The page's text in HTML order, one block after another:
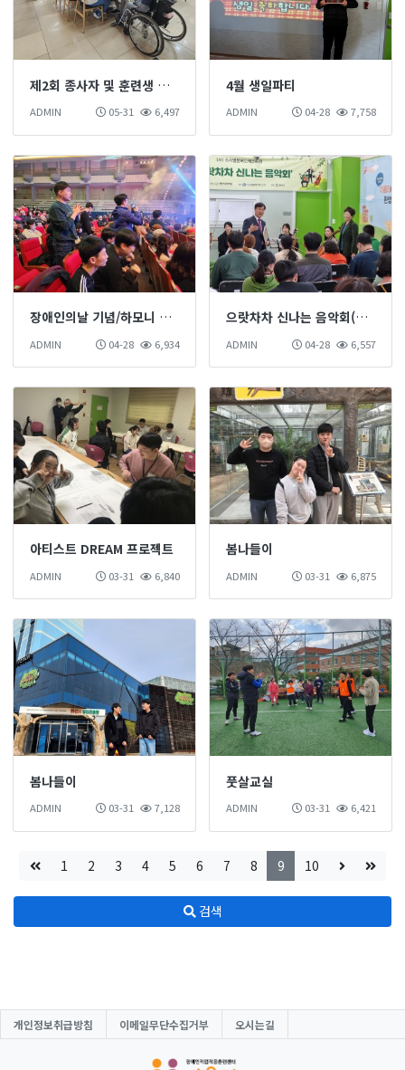
제2회 종사자 및 훈련생 단합대회
ADMIN 05-31 6,497
4월 생일파티
ADMIN 04-28 7,758
장애인의날 기념/하모니 문화 공연
ADMIN 04-28 6,934
으랏차차 신나는 음악회(찾아가는 오케스트라 공연)
ADMIN 04-28 6,557
아티스트 DREAM 프로젝트
ADMIN 03-31 6,840
봄나들이
ADMIN 03-31 6,875
봄나들이
ADMIN 03-31 7,128
풋살교실
ADMIN 03-31 6,421
1 2 3 4 5 6 7 8 9 10
검색
개인정보취급방침 이메일무단수집거부 오시는길